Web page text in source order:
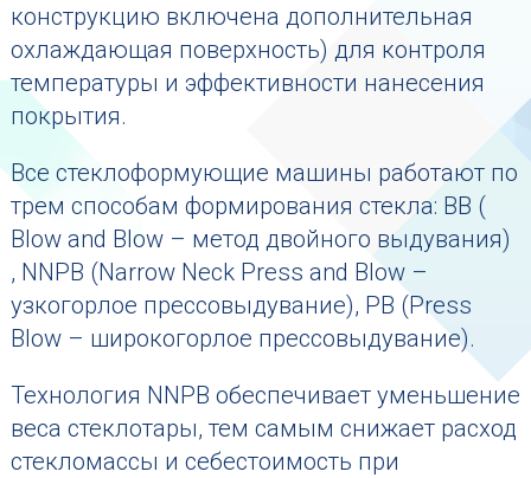
конструкцию включена дополнительная
охлаждающая поверхность) для контроля
температуры и эффективности нанесения
покрытия.
Все стеклоформующие машины работают по
трем способам формирования стекла: BB (
Blow and Blow – метод двойного выдувания)
, NNPB (Narrow Neck Press and Blow –
узкогорлое прессовыдувание), PB (Press
Blow – широкогорлое прессовыдувание).
Технология NNPB обеспечивает уменьшение
веса стеклотары, тем самым снижает расход
стекломассы и себестоимость при